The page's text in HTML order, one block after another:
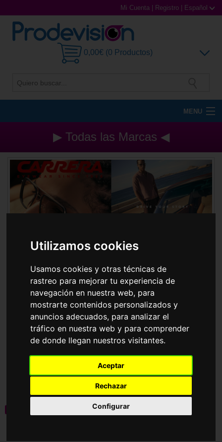
Utilizamos cookies
Usamos cookies y otras técnicas de
rastreo para mejorar tu experiencia de
navegación en nuestra web, para
mostrarte contenidos personalizados y
anuncios adecuados, para analizar el
tráfico en nuestra web y para comprender
de donde llegan nuestros visitantes.
Aceptar
Rechazar
Configurar
Mi Cuenta Registro Español
0,00€ (0 Productos)
MENU
Gafas de Sol
Gafas Graduadas
Gafas Deportivas
Lentillas
▶ Todas las Marcas ◀
Gafas Graduadas Carrera
Ordenar por
CARRERA 3101
179,00€
98,00€
novedad